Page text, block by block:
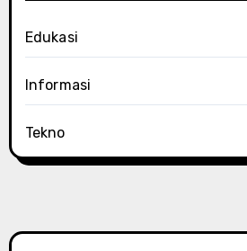
Edukasi
Informasi
Tekno